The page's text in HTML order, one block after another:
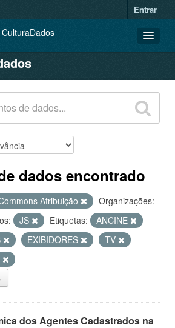
Entrar
dados encontrado
Atribuição
Organizações:
JS Etiquetas:
ANCINE
EXIBIDORES
TV
dos Agentes Cadastrados na